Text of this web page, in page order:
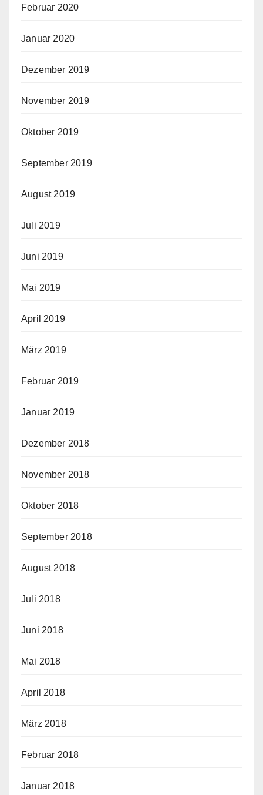
Februar 2020
Januar 2020
Dezember 2019
November 2019
Oktober 2019
September 2019
August 2019
Juli 2019
Juni 2019
Mai 2019
April 2019
März 2019
Februar 2019
Januar 2019
Dezember 2018
November 2018
Oktober 2018
September 2018
August 2018
Juli 2018
Juni 2018
Mai 2018
April 2018
März 2018
Februar 2018
Januar 2018